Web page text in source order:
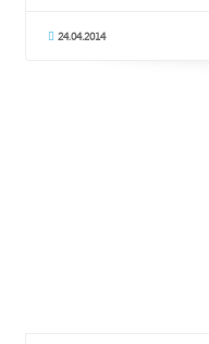
24.04.2014